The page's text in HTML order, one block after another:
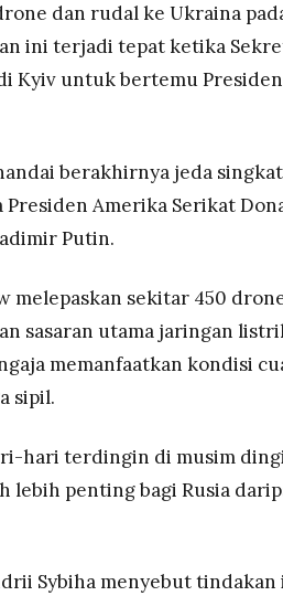
Kharkiv, serta melukai setidaknya
damai di Uni Emirat Arab
militer yang diminta Trump kepada
dan rudal ke Ukraina
ini terjadi tepat ketika
Kyiv untuk bertemu Presiden
berakhirnya jeda
Amerika Serikat
Putin.
melepaskan sekitar 450
sasaran utama jaringan
memanfaatkan kondisi
sipil.
hari terdingin di musim
penting bagi Rusia
Sybiha menyebut tindakan